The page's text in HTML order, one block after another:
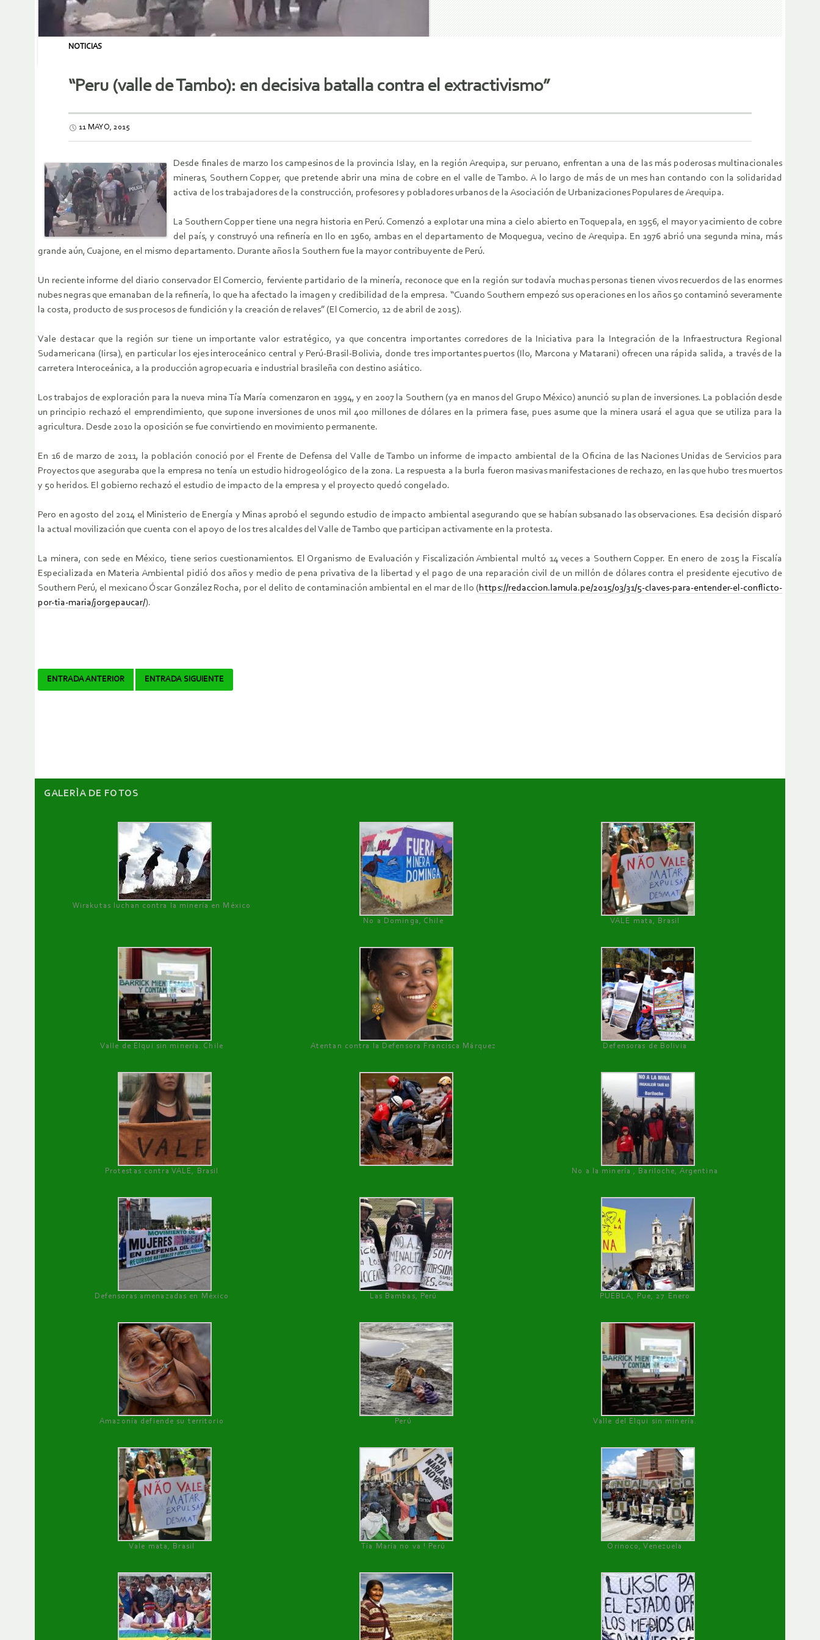
NOTICIAS
“Peru (valle de Tambo): en decisiva batalla contra el extractivismo”
11 MAYO, 2015
Desde finales de marzo los campesinos de la provincia Islay, en la región Arequipa, sur peruano, enfrentan a una de las más poderosas multinacionales
mineras, Southern Copper, que pretende abrir una mina de cobre en el valle de Tambo. A lo largo de más de un mes han contando con la solidaridad
activa de los trabajadores de la construcción, profesores y pobladores urbanos de la Asociación de Urbanizaciones Populares de Arequipa.
La Southern Copper tiene una negra historia en Perú. Comenzó a explotar una mina a cielo abierto en Toquepala, en 1956, el mayor yacimiento de cobre
del país, y construyó una refinería en Ilo en 1960, ambas en el departamento de Moquegua, vecino de Arequipa. En 1976 abrió una segunda mina, más
grande aún, Cuajone, en el mismo departamento. Durante años la Southern fue la mayor contribuyente de Perú.
Un reciente informe del diario conservador El Comercio, ferviente partidario de la minería, reconoce que en la región sur todavía muchas personas tienen vivos recuerdos de las enormes
nubes negras que emanaban de la refinería, lo que ha afectado la imagen y credibilidad de la empresa. “Cuando Southern empezó sus operaciones en los años 50 contaminó severamente
la costa, producto de sus procesos de fundición y la creación de relaves” (El Comercio, 12 de abril de 2015).
Vale destacar que la región sur tiene un importante valor estratégico, ya que concentra importantes corredores de la Iniciativa para la Integración de la Infraestructura Regional
Sudamericana (Iirsa), en particular los ejes interoceánico central y Perú-Brasil-Bolivia, donde tres importantes puertos (Ilo, Marcona y Matarani) ofrecen una rápida salida, a través de la
carretera Interoceánica, a la producción agropecuaria e industrial brasileña con destino asiático.
Los trabajos de exploración para la nueva mina Tía María comenzaron en 1994, y en 2007 la Southern (ya en manos del Grupo México) anunció su plan de inversiones. La población desde
un principio rechazó el emprendimiento, que supone inversiones de unos mil 400 millones de dólares en la primera fase, pues asume que la minera usará el agua que se utiliza para la
agricultura. Desde 2010 la oposición se fue convirtiendo en movimiento permanente.
En 16 de marzo de 2011, la población conoció por el Frente de Defensa del Valle de Tambo un informe de impacto ambiental de la Oficina de las Naciones Unidas de Servicios para
Proyectos que aseguraba que la empresa no tenía un estudio hidrogeológico de la zona. La respuesta a la burla fueron masivas manifestaciones de rechazo, en las que hubo tres muertos
y 50 heridos. El gobierno rechazó el estudio de impacto de la empresa y el proyecto quedó congelado.
Pero en agosto del 2014 el Ministerio de Energía y Minas aprobó el segundo estudio de impacto ambiental asegurando que se habían subsanado las observaciones. Esa decisión disparó
la actual movilización que cuenta con el apoyo de los tres alcaldes del Valle de Tambo que participan activamente en la protesta.
La minera, con sede en México, tiene serios cuestionamientos. El Organismo de Evaluación y Fiscalización Ambiental multó 14 veces a Southern Copper. En enero de 2015 la Fiscalía
Especializada en Materia Ambiental pidió dos años y medio de pena privativa de la libertad y el pago de una reparación civil de un millón de dólares contra el presidente ejecutivo de
Southern Perú, el mexicano Óscar González Rocha, por el delito de contaminación ambiental en el mar de Ilo (https://redaccion.lamula.pe/2015/03/31/5-claves-para-entender-el-conflicto-
por-tia-maria/jorgepaucar/).
Navegador
ENTRADA ANTERIOR ENTRADA SIGUIENTE
GALERÌA DE FOTOS
Wirakutas luchan contra la minería en México
No a Dominga, Chile
VALE mata, Brasil
Valle de Elqui sin minería. Chile Atentan contra la Defensora Francisca Márquez Defensoras de Bolivia
Protestas contra VALE, Brasil No a la minería , Bariloche, Argentina
Defensoras amenazadas en México Las Bambas, Perú PUEBLA, Pue, 27 Enero
Amazonía defiende su territorio Perú Valle del Elqui sin minería.
Vale mata, Brasil Tía María no va ! Perú Orinoco, Venezuela